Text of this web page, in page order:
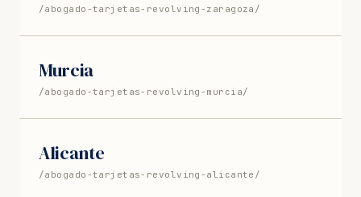
/abogado-tarjetas-revolving-zaragoza/
Murcia
/abogado-tarjetas-revolving-murcia/
Alicante
/abogado-tarjetas-revolving-alicante/